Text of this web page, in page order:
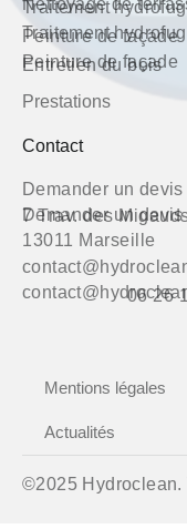
Traitement
Traitement
Peinture de façade
Peinture de façade
Entretien du bois
Prestations
Contact
Demander un devis
Demander un devis
7 Trav. des
13011 Marseille
06 26
Mentions légales
Actualités
©2025 Hydroclean.